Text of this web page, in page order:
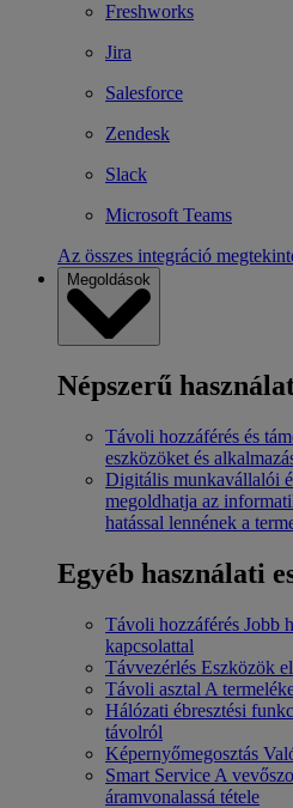
Freshworks
Jira
Salesforce
Zendesk
Slack
Microsoft Teams
Az összes integráció
Megoldások
Népszerű
Távoli hozzáférés és
eszközöket és
Digitális munkavállalói
megoldhatja az
hatással lennének a
Egyéb használati
Távoli hozzáférés Jobb
kapcsolattal
Távvezérlés Eszközök
Távoli asztal A
Hálózati ébresztési
távolról
Képernyőmegosztás
Smart Service A
áramvonalassá tétele